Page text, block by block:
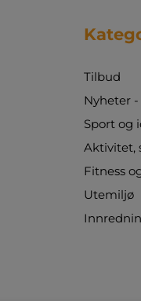
Tilbud
Nyheter
Sport og
Aktivitet,
Fitness
Utemiljø